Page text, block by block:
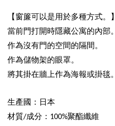
【窗簾可以是用於多種方式。 】
當前門打開時隱藏公寓的內部。
作為沒有門的空間的隔間。
作為儲物架的眼罩。
將其掛在牆上作為海報或掛毯。
生產國：日本
材質/成分： 100%聚酯纖維